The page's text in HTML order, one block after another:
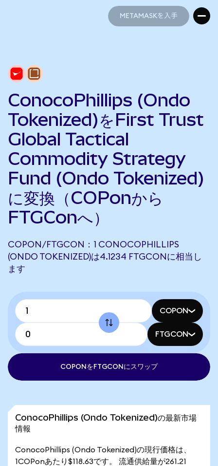
METAMASKを入手
ConocoPhillips (Ondo
Tokenized)をFirst Trust
Global Tactical
Commodity Strategy
Fund (Ondo Tokenized)
に変換（COPonから
FTGConへ）
COPON/FTGCON：1 CONOCOPHILLIPS
(ONDO TOKENIZED)は4.1234 FTGCONに相当し
ます
COPON
FTGCON
COPONをFTGCONにスワップ
ConocoPhillips (Ondo Tokenized)の最新市場
情報
ConocoPhillips (Ondo Tokenized)の現行価格は、
1COPonあたり$118.63です。 流通供給量が261.21